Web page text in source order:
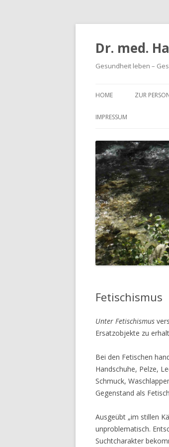
Dr. med.
Gesundheit leben –
HOME ZUR
IMPRESSUM
Fetischismus
Unter Fetischismus
Ersatzobjekte zu
Bei den Fetischen
Handschuhe, Pelze,
Schmuck,
Gegenstand als
Ausgeübt „im stillen
unproblematisch.
Suchtcharakter